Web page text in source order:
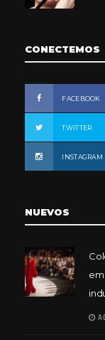
CONECTEMOS
FACEBOOK
TWITTER
INSTAGRAM
NUEVOS